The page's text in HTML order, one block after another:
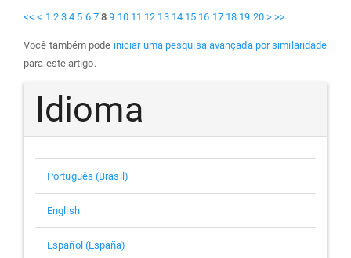
<< < 1 2 3 4 5 6 7 8 9 10 11 12 13 14 15 16 17 18 19 20 > >>
Você também pode iniciar uma pesquisa avançada por similaridade
para este artigo.
Idioma
Português (Brasil)
English
Español (España)